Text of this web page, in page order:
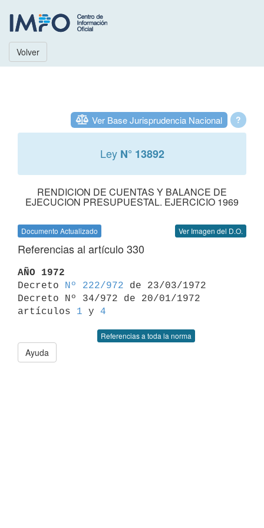
Volver
?
Ver Base Jurisprudencia Nacional
Ley N° 13892
RENDICION DE CUENTAS Y BALANCE DE
EJECUCION PRESUPUESTAL. EJERCICIO 1969
Documento Actualizado Ver Imagen del D.O.
Referencias al artículo 330
AÑO 1972
Decreto
Nº 222/972 de 23/03/1972
Decreto Nº 34/972 de 20/01/1972
artículos 1 y 4
Referencias a toda la norma
Ayuda